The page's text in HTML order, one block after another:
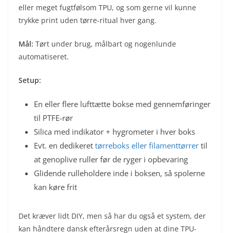
eller meget fugtfølsom TPU, og som gerne vil kunne
trykke print uden tørre-ritual hver gang.
Mål: Tørt under brug, målbart og nogenlunde
automatiseret.
Setup:
En eller flere lufttætte bokse med gennemføringer
til PTFE-rør
Silica med indikator + hygrometer i hver boks
Evt. en dedikeret tørreboks eller filamenttørrer til
at genoplive ruller før de ryger i opbevaring
Glidende rulleholdere inde i boksen, så spolerne
kan køre frit
Det kræver lidt DIY, men så har du også et system, der
kan håndtere dansk efterårsregn uden at dine TPU-